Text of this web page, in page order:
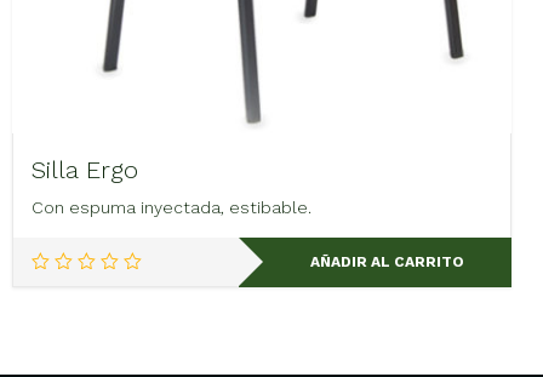
Silla Ergo
Con espuma inyectada, estibable.
AÑADIR AL CARRITO